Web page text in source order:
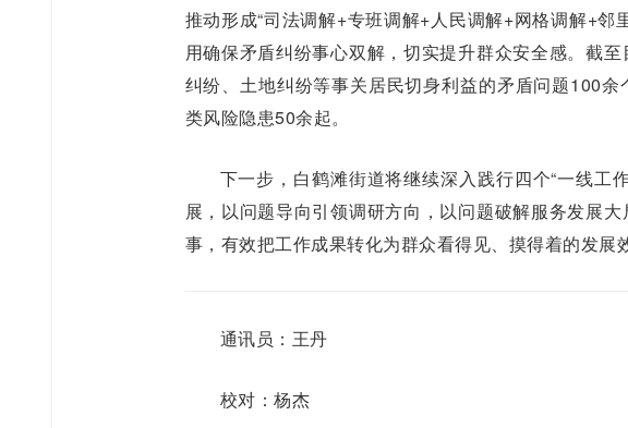
推动形成“司法调解+专班调解+人民调解+网格调解+邻
用确保矛盾纠纷事心双解，切实提升群众安全感。截
纠纷、土地纠纷等事关居民切身利益的矛盾问题100
类风险隐患50余起。
下一步，白鹤滩街道将继续深入践行四个“一线工
展，以问题导向引领调研方向，以问题破解服务发展
事，有效把工作成果转化为群众看得见、摸得着的发展
通讯员：王丹
校对： 杨杰